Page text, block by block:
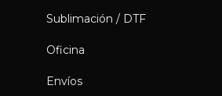
Sublimación / DTF
Oficina
Envíos